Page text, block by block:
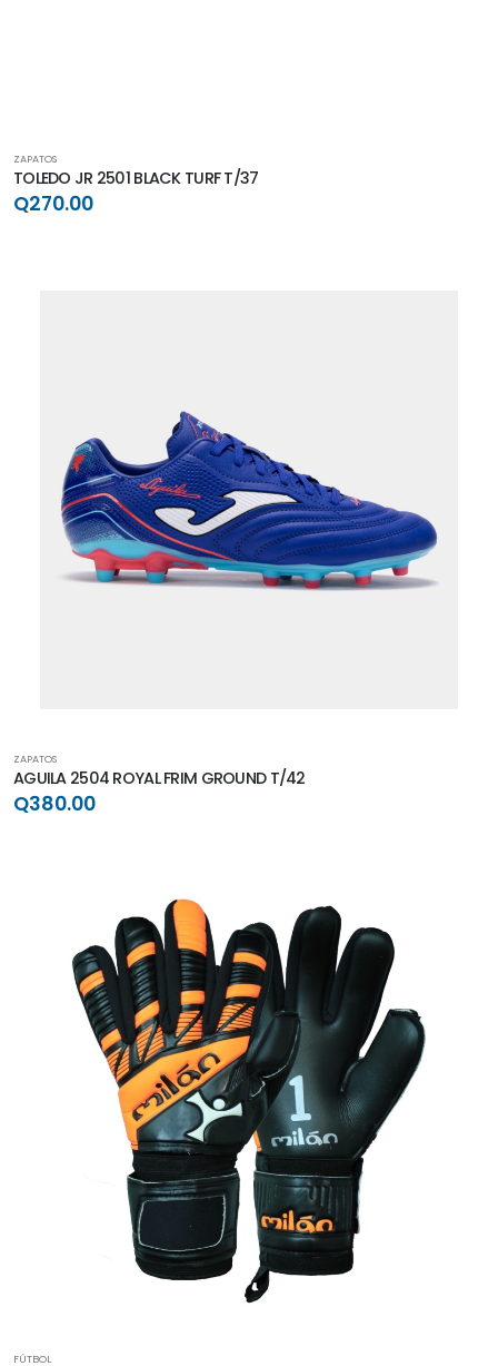
ZAPATOS
TOLEDO JR 2501 BLACK TURF T/37
Q270.00
ZAPATOS
AGUILA 2504 ROYAL FRIM GROUND T/42
Q380.00
FÚTBOL